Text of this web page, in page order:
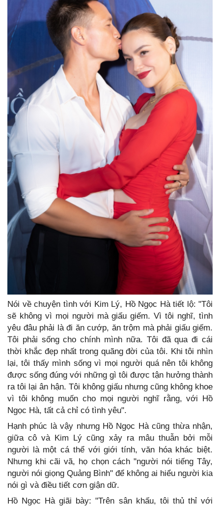
Nói về chuyện tình với Kim Lý, Hồ Ngọc Hà tiết lộ: "Tôi
sẽ không vì mọi người mà giấu giếm. Vì tôi nghĩ, tình
yêu đâu phải là đi ăn cướp, ăn trộm mà phải giấu giếm.
Tôi phải sống cho chính mình nữa. Tôi đã qua đi cái
thời khắc đẹp nhất trong quãng đời của tôi. Khi tôi nhìn
lại, tôi thấy mình sống vì mọi người quá nên tôi không
được sống đúng với những gì tôi được tận hưởng thành
ra tôi lại ân hận. Tôi không giấu nhưng cũng không khoe
vì tôi không muốn cho mọi người nghĩ rằng, với Hồ
Ngọc Hà, tất cả chỉ có tình yêu".
Hạnh phúc là vậy nhưng Hồ Ngọc Hà cũng thừa nhận,
giữa cô và Kim Lý cũng xảy ra mâu thuẫn bởi mỗi
người là một cá thể với giới tính, văn hóa khác biệt.
Nhưng khi cãi vã, họ chọn cách "người nói tiếng Tây,
người nói giọng Quảng Bình" để không ai hiểu người kia
nói gì và điều tiết cơn giận dữ.
Hồ Ngọc Hà giãi bày: "Trên sân khấu, tôi thủ thỉ với